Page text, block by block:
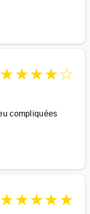
★★★★☆
compliquées
★★★★★